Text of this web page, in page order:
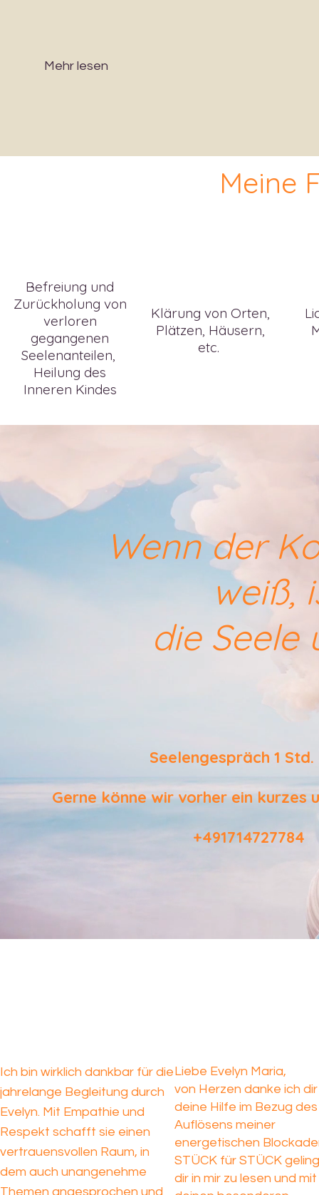
Mehr lesen
Meine
Befreiung und
Zurückholung von
verloren
gegangenen
Seelenanteilen,
Heilung des
Inneren Kindes
Klärung von Orten,
Plätzen, Häusern,
etc.
Wenn der
weiß,
die
Seelengespräch 1
Gerne könne wir vorher ein kurzes
Ich bin wirklich dankbar für die
jahrelange Begleitung durch
Evelyn. Mit Empathie und
Respekt schafft sie einen
vertrauensvollen Raum, in
dem auch unangenehme
Themen angesprochen und
Liebe Evelyn Maria,
von Herzen danke ich
deine Hilfe im Bezug des
Auflösens meiner
energetischen
STÜCK für STÜCK
dir in mir zu lesen und mit